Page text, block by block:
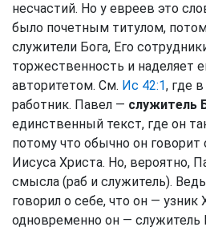
несчастий. Но у евреев это
было почетным титулом,
служители Бога, Его
торжественность и наделяет
авторитетом. См. Ис 42:1, где
работник. Павел — служитель
единственный текст, где он
потому что обычно он говорит
Иисуса Христа. Но, вероятно,
смысла (раб и служитель).
говорил о себе, что он — узник
одновременно он —